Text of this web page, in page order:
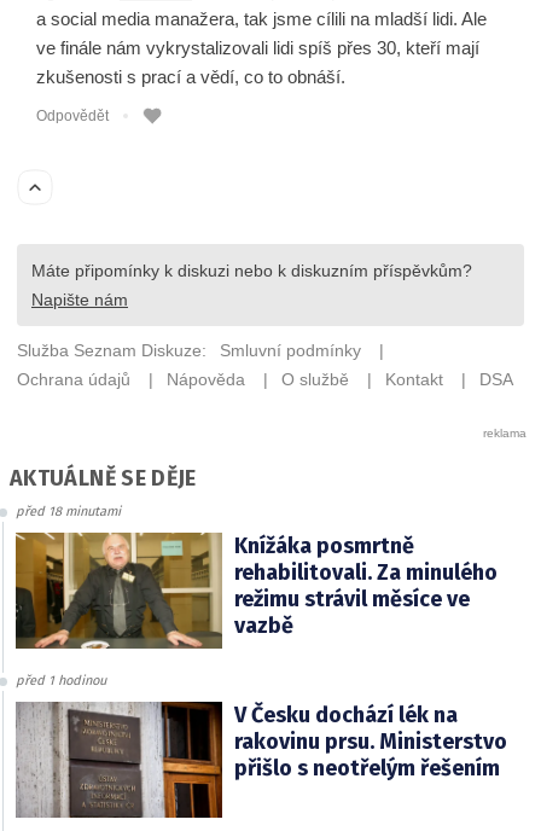
AKTUÁLNĚ SE DĚJE
před 18 minutami
Knížáka posmrtně
rehabilitovali. Za minulého
režimu strávil měsíce ve
vazbě
před 1 hodinou
V Česku dochází lék na
rakovinu prsu. Ministerstvo
přišlo s neotřelým řešením